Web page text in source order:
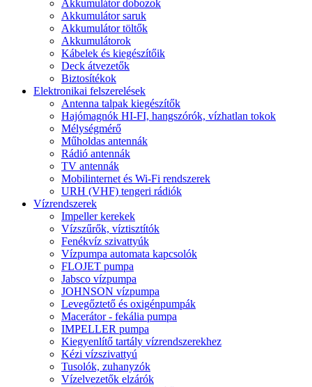
Akkumulátor dobozok
Akkumulátor saruk
Akkumulátor töltők
Akkumulátorok
Kábelek és kiegészítőik
Deck átvezetők
Biztosítékok
Elektronikai felszerelések
Antenna talpak kiegészítők
Hajómagnók HI-FI, hangszórók, vízhatlan tokok
Mélységmérő
Műholdas antennák
Rádió antennák
TV antennák
Mobilinternet és Wi-Fi rendszerek
URH (VHF) tengeri rádiók
Vízrendszerek
Impeller kerekek
Vízszűrők, víztisztítók
Fenékvíz szivattyúk
Vízpumpa automata kapcsolók
FLOJET pumpa
Jabsco vízpumpa
JOHNSON vízpumpa
Levegőztető és oxigénpumpák
Macerátor - fekália pumpa
IMPELLER pumpa
Kiegyenlítő tartály vízrendszerekhez
Kézi vízszivattyú
Tusolók, zuhanyzók
Vízelvezetők elzárók